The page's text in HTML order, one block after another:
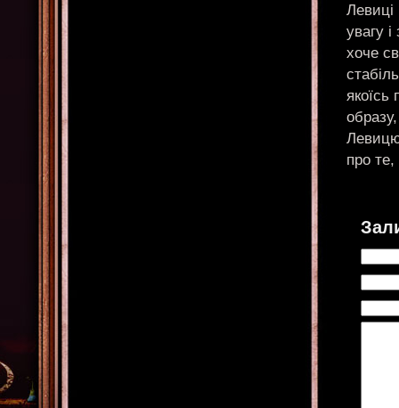
Левиці
увагу
хоче
якоїсь
про